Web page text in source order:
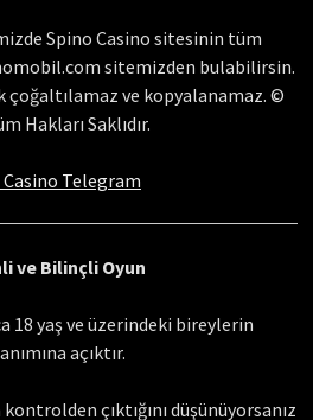
Spino Casino sitesinin tüm
sitemizden bulabilirsin.
ve kopyalanamaz. ©
Hakları Saklıdır.
Telegram
ve Bilinçli Oyun
18 yaş ve üzerindeki bireylerin
açıktır.
çıktığını düşünüyorsanız